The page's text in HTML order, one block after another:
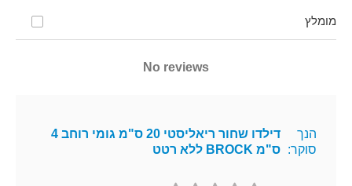
מומלץ
No reviews
הנך
סוקר:
דילדו שחור ריאליסטי 20 ס"מ גומי רוחב 4
ס"מ BROCK ללא רטט